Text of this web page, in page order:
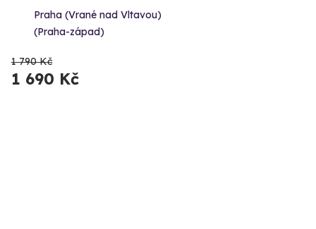
Praha (Vrané nad Vltavou)
(Praha-západ)
1 790 Kč
1 690 Kč